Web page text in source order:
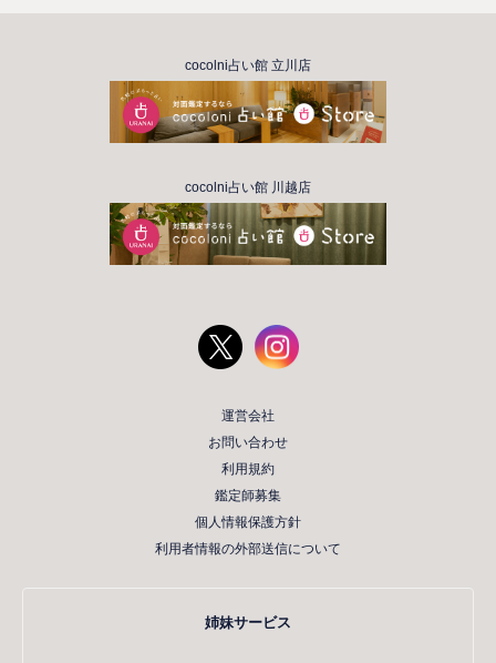
cocolni占い館 立川店
cocolni占い館 川越店
運営会社
お問い合わせ
利用規約
鑑定師募集
個人情報保護方針
利用者情報の外部送信について
姉妹サービス